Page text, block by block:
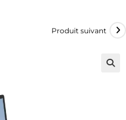
Produit suivant